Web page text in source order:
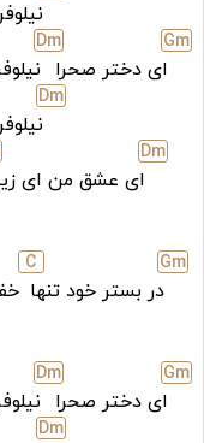
Gm
ای دختر صحرا
Dm
Dm
Dm
ای عشق من ای
Gm
در بستر خود تنها
C
Gm
ای دختر صحرا
Dm
Dm